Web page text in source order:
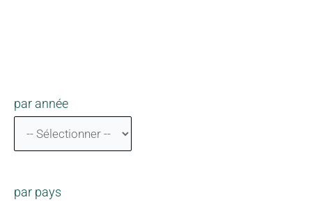
par année
par pays